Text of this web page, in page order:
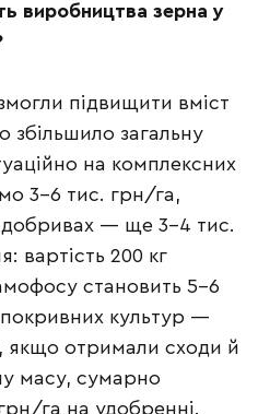
виробництва зерна у
підвищити вміст
збільшило загальну
на комплексних
3–6 тис. грн/га,
добривах — ще 3–4 тис.
вартість 200 кг
становить 5–6
культур —
якщо отримали сходи й
масу, сумарно
га на удобренні.